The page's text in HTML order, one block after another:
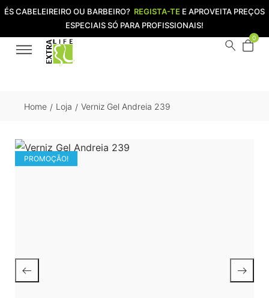
ÉS CABELEIREIRO OU BARBEIRO? REGISTA-TE E APROVEITA PREÇOS
ESPECIAIS SÓ PARA PROFISSIONAIS!
0
Home / Loja / Verniz Gel Andreia 239
PROMOÇÃO!